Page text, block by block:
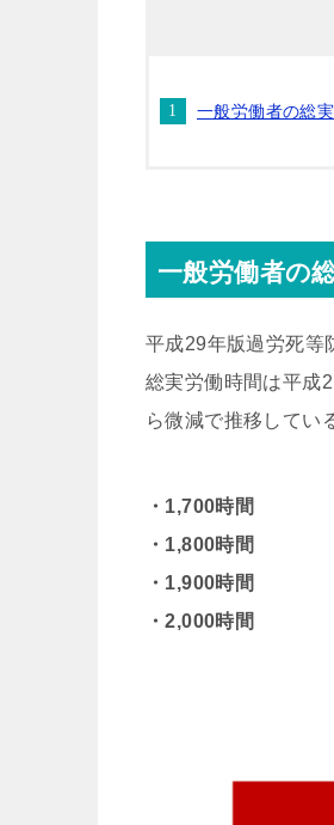
一般労働者の総
一般労働者の
平成29年版過労死等
総実労働時間は平成
ら微減で推移してい
・1,700時間
・1,800時間
・1,900時間
・2,000時間